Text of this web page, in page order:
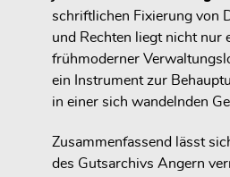
schriftlichen Fixierung von
und Rechten liegt nicht nur
frühmoderner
ein Instrument zur
in einer sich wandelnden
Zusammenfassend lässt
des Gutsarchivs Angern